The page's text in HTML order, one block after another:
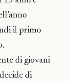
il primo
di giovani
di